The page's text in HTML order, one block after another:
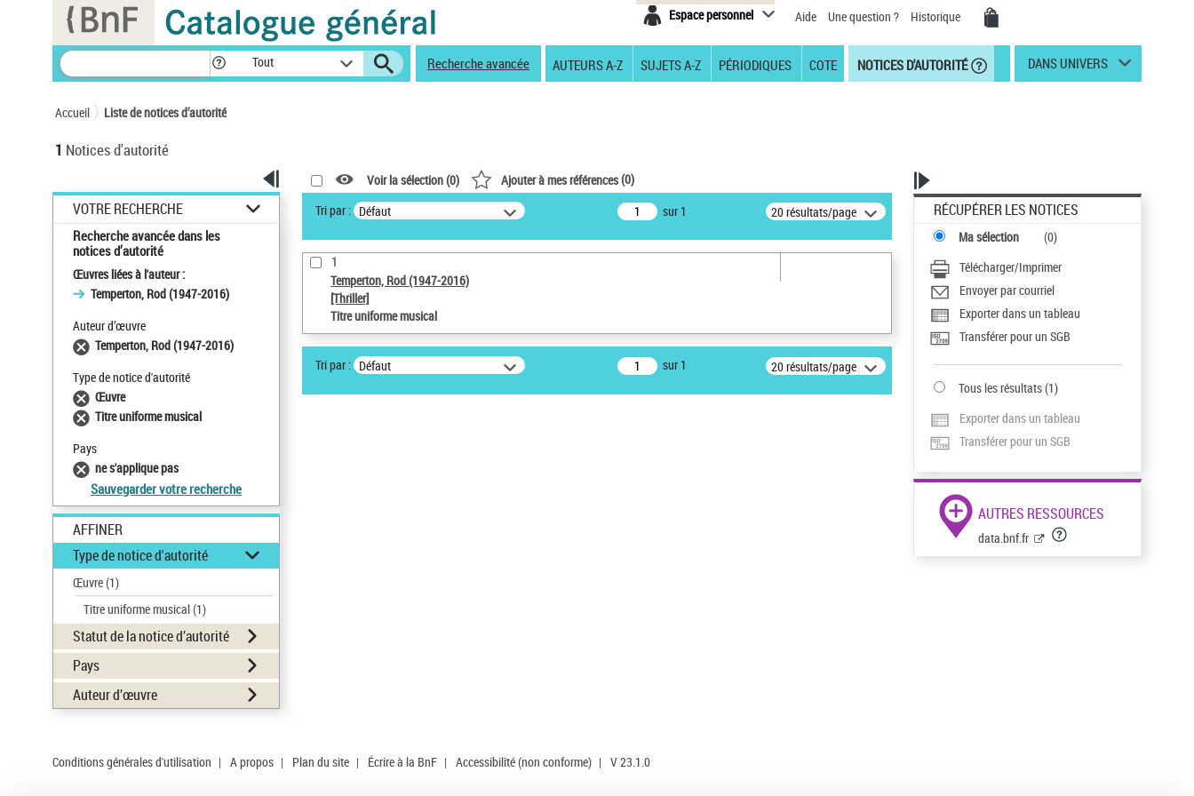
Espace personnel Aide Une question ? Historique
Tout Recherche avancée AUTEURS A-Z SUJETS A-Z PÉRIODIQUES COTE NOTICES D'AUTORITÉ DANS UNIVERS
Accueil Liste de notices d’autorité
1 Notices d'autorité
VOTRE RECHERCHE
Recherche avancée dans les
notices d’autorité
Œuvres liées à l'auteur :
Temperton, Rod (1947-2016)
Auteur d’œuvre
Temperton, Rod (1947-2016)
Type de notice d'autorité
Œuvre
Titre uniforme musical
Pays
ne s'applique pas
Sauvegarder votre recherche
AFFINER
Type de notice d'autorité
Œuvre(1)
Titre uniforme musical(1)
Statut de la notice d’autorité
Pays
Auteur d’œuvre
Voir la sélection (0) Ajouter à mes références(0)
Tri par : Défaut sur 1 20 résultats/page
1
Temperton, Rod (1947-2016)
[Thriller]
Titre uniforme musical
Tri par : Défaut sur 1 20 résultats/page
RÉCUPÉRER LES NOTICES
Ma sélection (0)
Télécharger/Imprimer
Envoyer par courriel
Exporter dans un tableau
Transférer pour un SGB
Tous les résultats(1)
Exporter dans un tableau
Transférer pour un SGB
AUTRES RESSOURCES
data.bnf.fr
Conditions générales d'utilisation | A propos | Plan du site | Écrire à la BnF | Accessibilité (non conforme) | V 23.1.0
Panneau de gestion des cookies